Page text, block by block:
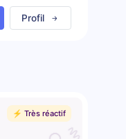
Profil
⚡️ Très réactif